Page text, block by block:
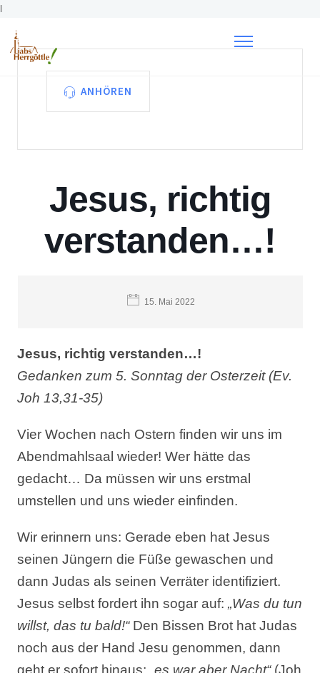
l
ANHÖREN
Jesus, richtig
verstanden…!
15. Mai 2022
Jesus, richtig verstanden…!
Gedanken zum 5. Sonntag der Osterzeit (Ev.
Joh 13,31-35)
Vier Wochen nach Ostern finden wir uns im
Abendmahlsaal wieder! Wer hätte das
gedacht… Da müssen wir uns erstmal
umstellen und uns wieder einfinden.
Wir erinnern uns: Gerade eben hat Jesus
seinen Jüngern die Füße gewaschen und
dann Judas als seinen Verräter identifiziert.
Jesus selbst fordert ihn sogar auf:„Was du tun
willst, das tu bald!“Den Bissen Brot hat Judas
noch aus der Hand Jesu genommen, dann
geht er sofort hinaus;„es war aber Nacht“(Joh